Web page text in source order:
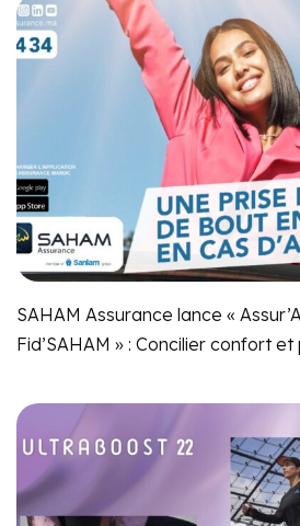
SAHAM Assurance lance «
Fid’SAHAM » : Concilier confort